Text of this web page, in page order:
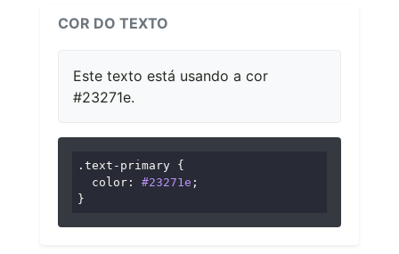
COR DO TEXTO
Este texto está usando a cor
#23271e.
.text-primary {
color : #23271e ;
}